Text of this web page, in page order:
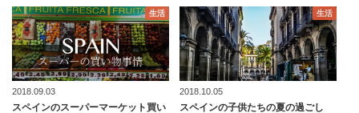
生活
2018.09.03
スペインのスーパーマーケット買い
生活
2018.10.05
スペインの子供たちの夏の過ごし